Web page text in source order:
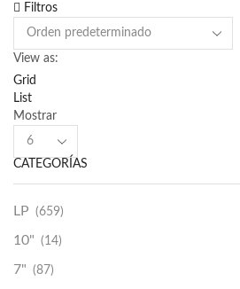
Filtros
View as:
Grid
List
Mostrar
Products
page
CATEGORÍAS
LP (659)
10" (14)
7" (87)